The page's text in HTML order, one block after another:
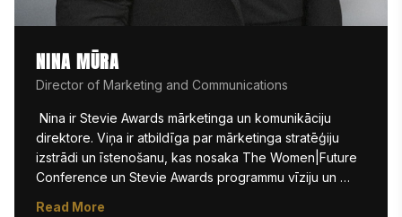
NINA MŪRA
Director of Marketing and Communications
Nina ir Stevie Awards mārketinga un komunikāciju
direktore. Viņa ir atbildīga par mārketinga stratēģiju
izstrādi un īstenošanu, kas nosaka The Women|Future
Conference un Stevie Awards programmu vīziju un
Read More